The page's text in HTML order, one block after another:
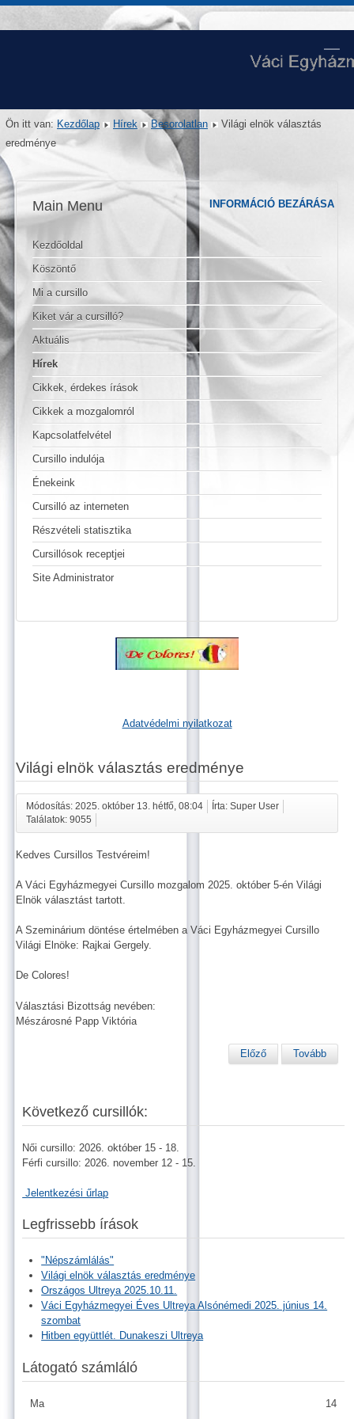
Ön itt van: Kezdőlap Hírek Besorolatlan
Világi elnök választás
eredménye
Main Menu
Kezdőoldal
Köszöntő
Mi a cursillo
Kiket vár a cursilló?
Aktuális
Hírek
Cikkek, érdekes írások
Cikkek a mozgalomról
Kapcsolatfelvétel
Cursillo indulója
Énekeink
Cursilló az interneten
Részvételi statisztika
Cursillósok receptjei
Site Administrator
Adatvédelmi nyilatkozat
Világi elnök választás eredménye
Módosítás: 2025. október 13. hétfő, 08:04
Írta: Super User
Találatok: 9055
Kedves Cursillos Testvéreim!
A Váci Egyházmegyei Cursillo mozgalom 2025. október 5-én Világi
Elnök választást tartott.
A Szeminárium döntése értelmében a Váci Egyházmegyei Cursillo
Világi Elnöke: Rajkai Gergely.
De Colores!
Választási Bizottság nevében:
Mészárosné Papp Viktória
Előző Tovább
INFORMÁCIÓ BEZÁRÁSA
Következő cursillók:
Női cursillo: 2026. október 15 - 18.
Férfi cursillo: 2026. november 12 - 15.
Jelentkezési űrlap
Legfrissebb írások
"Népszámlálás"
Világi elnök választás eredménye
Országos Ultreya 2025.10.11.
Váci Egyházmegyei Éves Ultreya Alsónémedi 2025. június 14.
szombat
Hitben együttlét. Dunakeszi Ultreya
Látogató számláló
Ma
14